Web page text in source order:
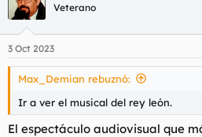
c
i
e
s
Veterano
3 Oct 2023
Max_Demian rebuznó:
Ir a ver el musical del rey león.
El espectáculo audiovisual que